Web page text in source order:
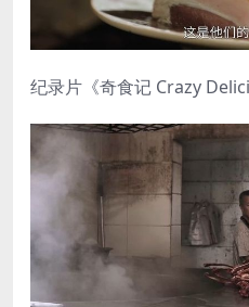
纪录片《奇食记 Crazy